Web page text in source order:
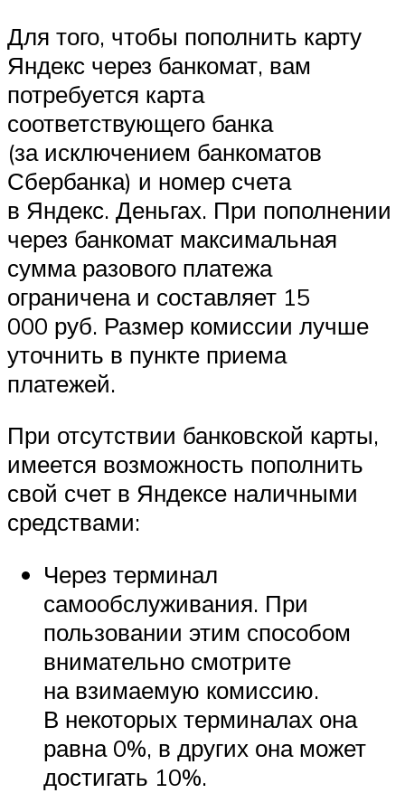
Для того, чтобы пополнить карту
Яндекс через банкомат, вам
потребуется карта
соответствующего банка
(за исключением банкоматов
Сбербанка) и номер счета
в Яндекс. Деньгах. При пополнении
через банкомат максимальная
сумма разового платежа
ограничена и составляет 15
000 руб. Размер комиссии лучше
уточнить в пункте приема
платежей.
При отсутствии банковской карты,
имеется возможность пополнить
свой счет в Яндексе наличными
средствами:
Через терминал
самообслуживания. При
пользовании этим способом
внимательно смотрите
на взимаемую комиссию.
В некоторых терминалах она
равна 0%, в других она может
достигать 10%.